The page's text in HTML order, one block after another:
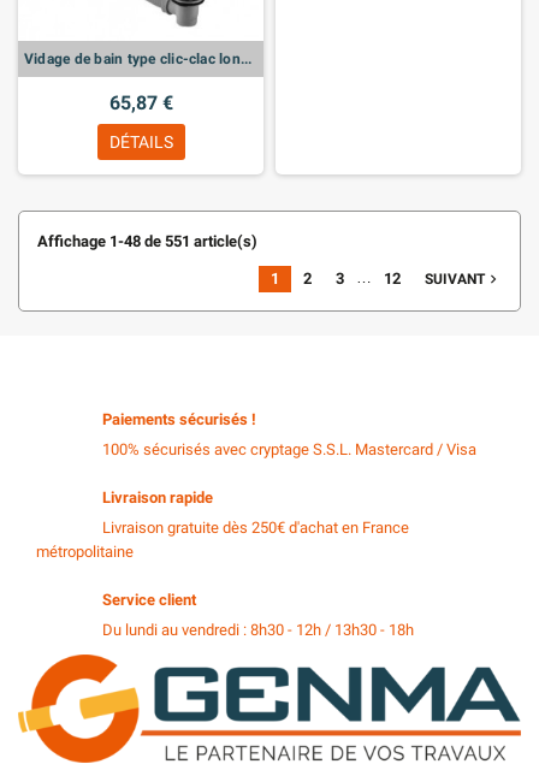
Vidage de bain type clic-clac longueur 81a 125cm
65,87 €
DÉTAILS
Affichage 1-48 de 551 article(s)
1 2 3 … 12 SUIVANTnavigate_next
Paiements sécurisés !
100% sécurisés avec cryptage S.S.L. Mastercard / Visa
Livraison rapide
Livraison gratuite dès 250€ d'achat en France
métropolitaine
Service client
Du lundi au vendredi : 8h30 - 12h / 13h30 - 18h